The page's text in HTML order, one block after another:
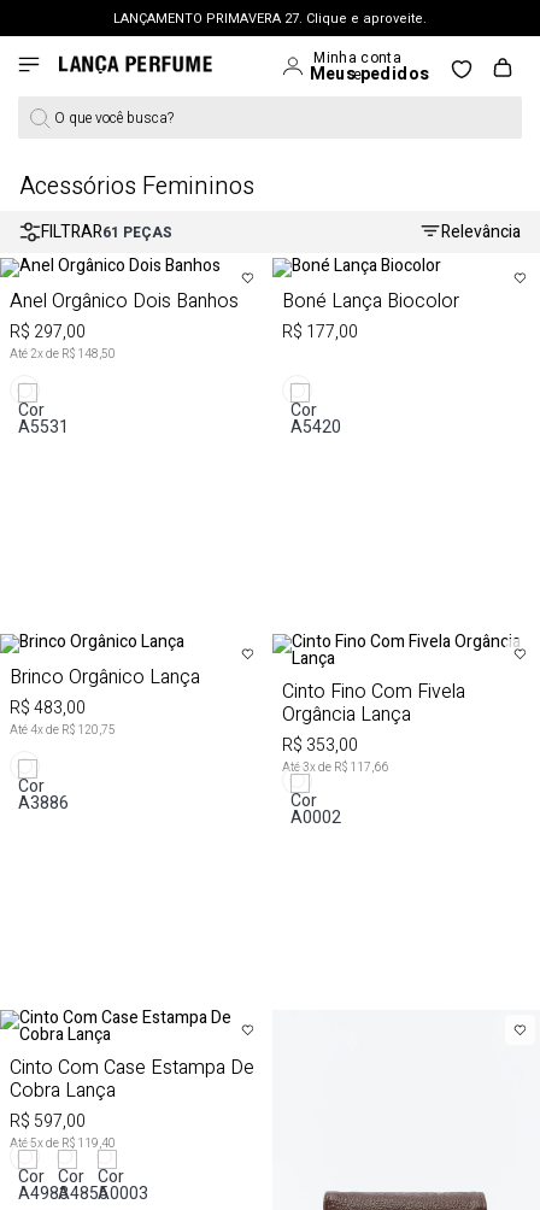
LANÇAMENTO PRIMAVERA 27. Clique e aproveite.
FRETE GRÁTIS | a partir de R$ 699. APROVEITAR >
OUTLET: Até 65% OFF + 15% na 2ª peça. Confira >
O que você busca?
Acessórios Femininos
FILTRAR61 PEÇAS Relevância
Anel Orgânico Dois Banhos
R$ 297,00
Até 2x de R$ 148,50
Boné Lança Biocolor
R$ 177,00
Brinco Orgânico Lança
R$ 483,00
Até4x de R$ 120,75
Cinto Fino Com Fivela
Orgância Lança
R$ 353,00
Até3x de R$ 117,66
Cinto Com Case Estampa De
Cobra Lança
R$ 597,00
Até5x de R$ 119,40